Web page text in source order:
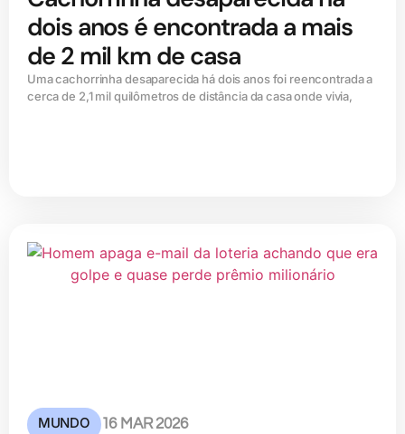
dois anos é encontrada a mais
de 2 mil km de casa
Uma cachorrinha desaparecida há dois anos foi reencontrada a
cerca de 2,1 mil quilômetros de distância da casa onde vivia,
MUNDO 16 MAR 2026